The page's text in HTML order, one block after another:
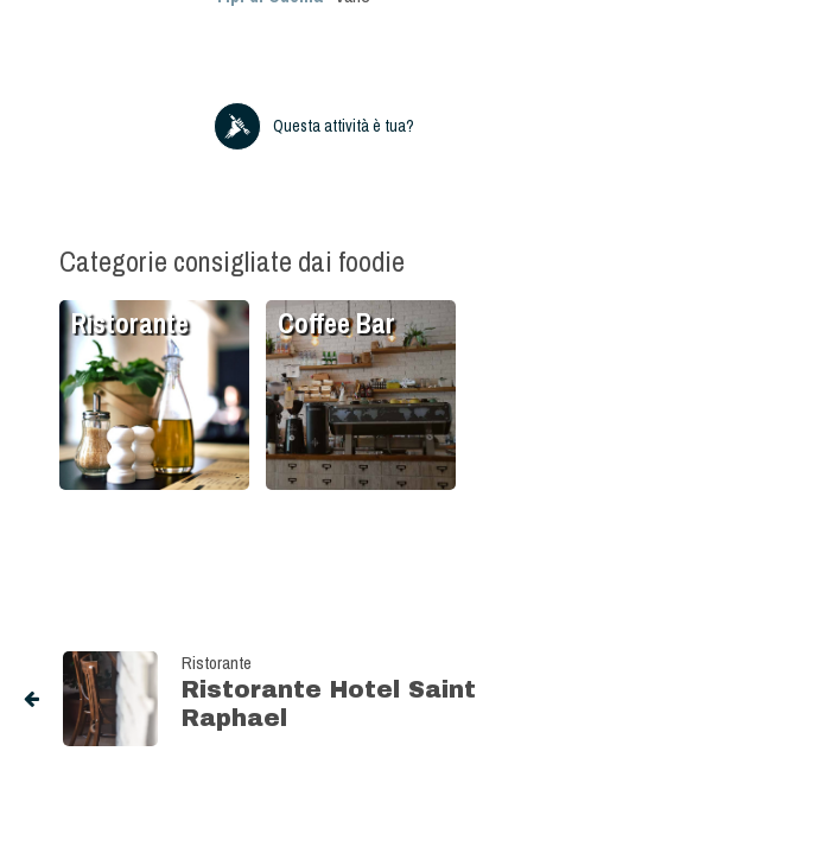
Questa attività è tua?
Categorie consigliate dai foodie
Ristorante Coffee Bar
Ristorante
Ristorante Hotel Saint
Raphael